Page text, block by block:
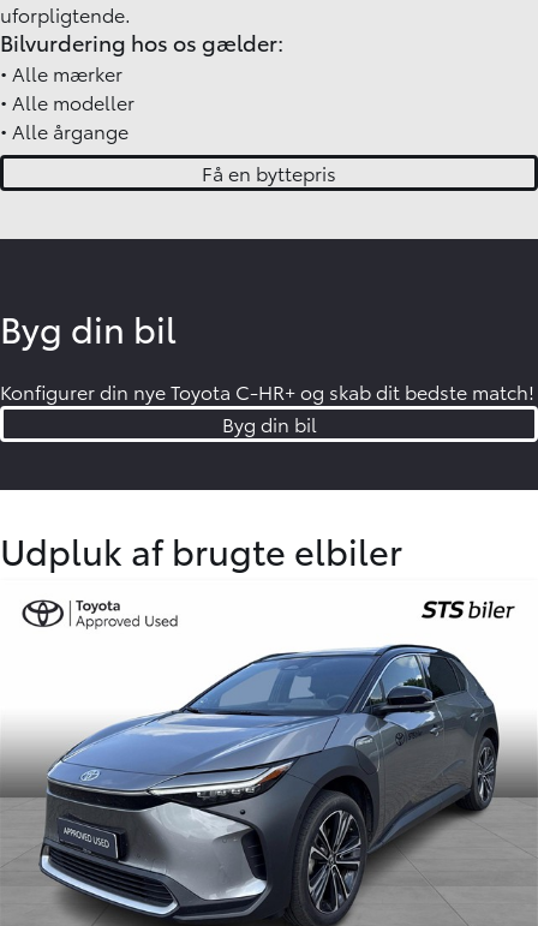
uforpligtende.
Bilvurdering hos os gælder:
• Alle mærker
• Alle modeller
• Alle årgange
Få en byttepris
Byg din bil
Konfigurer din nye Toyota C-HR+ og skab dit bedste match!
Byg din bil
Udpluk af brugte elbiler